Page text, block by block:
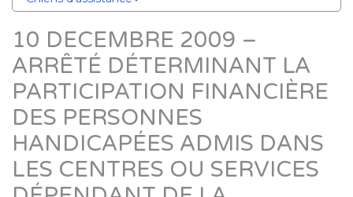
10 DECEMBRE 2009 –
ARRÊTÉ DÉTERMINANT LA
PARTICIPATION FINANCIÈRE
DES PERSONNES
HANDICAPÉES ADMIS DANS
LES CENTRES OU SERVICES